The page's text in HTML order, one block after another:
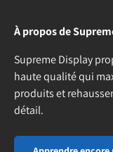
À propos de
Supreme Display
haute qualité qui
produits et
détail.